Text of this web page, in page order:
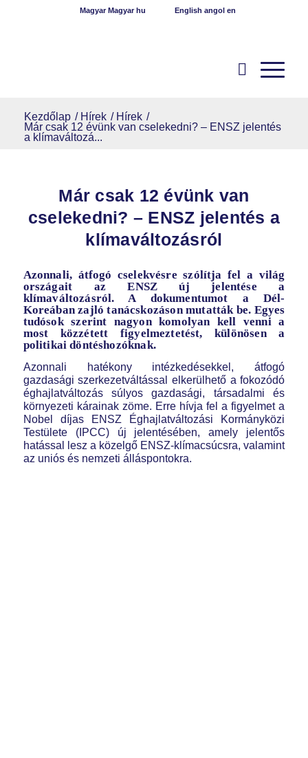
Magyar Magyar hu English angol en
Kezdőlap / Hírek / Hírek /
Már csak 12 évünk van cselekedni? – ENSZ jelentés
a klímaváltozá...
Már csak 12 évünk van
cselekedni? – ENSZ jelentés a
klímaváltozásról
Azonnali, átfogó cselekvésre szólítja fel a világ
országait az ENSZ újjelentése a
klímaváltozásról. A dokumentumot a Dél-
Koreában zajló tanácskozáson mutatták be. Egyes
tudósok szerint nagyon komolyan kell venni a
most közzétett figyelmeztetést, különösen a
politikai döntéshozóknak.
Azonnali hatékony intézkedésekkel, átfogó
gazdasági szerkezetváltással elkerülhető a fokozódó
éghajlatváltozás súlyos gazdasági, társadalmi és
környezeti kárainak zöme. Erre hívja fel a figyelmet a
Nobel díjas ENSZ Éghajlatváltozási Kormányközi
Testülete (IPCC) új jelentésében, amely jelentős
hatással lesz a közelgő ENSZ-klímacsúcsra, valamint
az uniós és nemzeti álláspontokra.